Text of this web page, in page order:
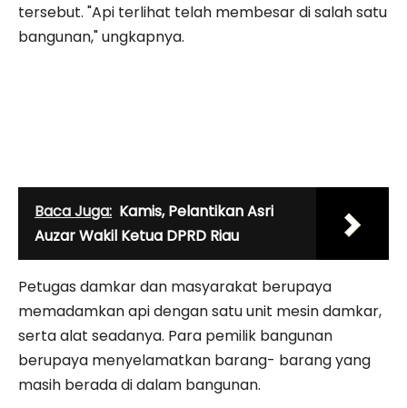
tersebut. "Api terlihat telah membesar di salah satu
bangunan," ungkapnya.
Baca Juga: Kamis, Pelantikan Asri
Auzar Wakil Ketua DPRD Riau
Petugas damkar dan masyarakat berupaya
memadamkan api dengan satu unit mesin damkar,
serta alat seadanya. Para pemilik bangunan
berupaya menyelamatkan barang- barang yang
masih berada di dalam bangunan.